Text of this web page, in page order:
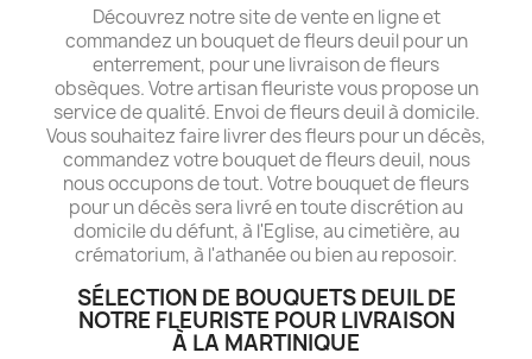
Découvrez notre site de vente en ligne et
commandez un bouquet de fleurs deuil pour un
enterrement, pour une livraison de fleurs
obsèques. Votre artisan fleuriste vous propose un
service de qualité. Envoi de fleurs deuil à domicile.
Vous souhaitez faire livrer des fleurs pour un décès,
commandez votre bouquet de fleurs deuil, nous
nous occupons de tout. Votre bouquet de fleurs
pour un décès sera livré en toute discrétion au
domicile du défunt, à l'Eglise, au cimetière, au
crématorium, à l'athanée ou bien au reposoir.
SÉLECTION DE BOUQUETS DEUIL DE
NOTRE FLEURISTE POUR LIVRAISON
À LA MARTINIQUE